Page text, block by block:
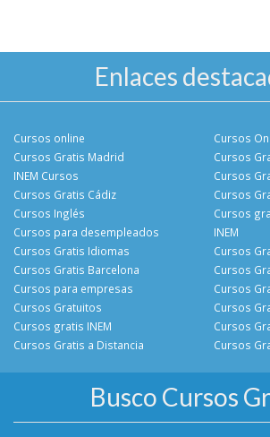
Enlaces
Cursos online
Cursos Gratis Madrid
INEM Cursos
Cursos Gratis Cádiz
Cursos
Cursos
Cursos
Cursos
Cursos Inglés
Cursos para desempleados
Cursos Gratis Idiomas
Cursos Gratis Barcelona
Cursos
INEM
Cursos
Cursos
Cursos para empresas
Cursos Gratuitos
Cursos gratis INEM
Cursos Gratis a Distancia
Cursos
Cursos
Cursos
Cursos
Busco Cursos